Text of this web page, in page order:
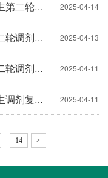
医学研究院2025年硕士研究生招生第二轮调剂复试预录取名单公示 2025-04-14
医学研究院2025年硕士研究生第二轮调剂复试考生名单公示 2025-04-13
医学研究院2025年硕士研究生第二轮调剂工作方案 2025-04-11
医学研究院2025年硕士研究生招生调剂复试预录取名单公示 2025-04-11
... 14 >